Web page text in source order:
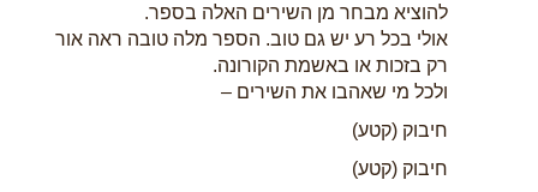
להוציא מבחר מן השירים האלה בספר.
אולי בכל רע יש גם טוב. הספר מלה טובה ראה אור
רק בזכות או באשמת הקורונה.
ולכל מי שאהבו את השירים –
חיבוק (קטע)
חיבוק (קטע)